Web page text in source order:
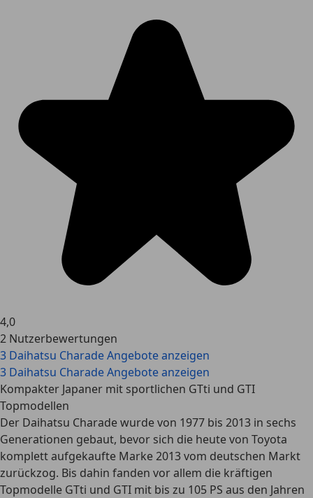
4,0
2 Nutzerbewertungen
3 Daihatsu Charade Angebote anzeigen
3 Daihatsu Charade Angebote anzeigen
Kompakter Japaner mit sportlichen GTti und GTI
Topmodellen
Der Daihatsu Charade wurde von 1977 bis 2013 in sechs
Generationen gebaut, bevor sich die heute von Toyota
komplett aufgekaufte Marke 2013 vom deutschen Markt
zurückzog. Bis dahin fanden vor allem die kräftigen
Topmodelle GTti und GTI mit bis zu 105 PS aus den Jahren